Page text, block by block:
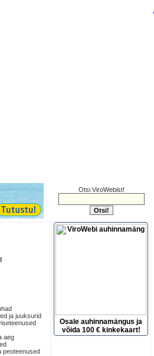
Otsi ViroWebist!
ja juuksurid
aeg
peoteenused
Osale auhinnamängus ja
võida 100 € kinkekaart!